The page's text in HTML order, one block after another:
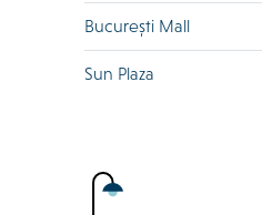
București Mall
Sun Plaza